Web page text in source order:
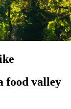
food valley